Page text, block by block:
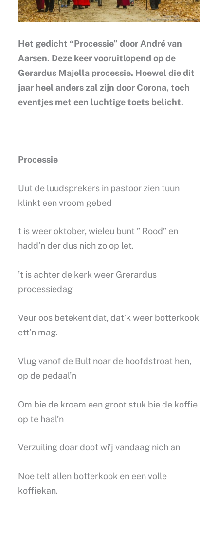
Het gedicht “Processie” door André van
Aarsen. Deze keer vooruitlopend op de
Gerardus Majella processie. Hoewel die dit
jaar heel anders zal zijn door Corona, toch
eventjes met een luchtige toets belicht.
Processie
Uut de luudsprekers in pastoor zien tuun
klinkt een vroom gebed
t is weer oktober, wieleu bunt ” Rood” en
hadd’n der dus nich zo op let.
’t is achter de kerk weer Grerardus
processiedag
Veur oos betekent dat, dat’k weer botterkook
ett’n mag.
Vlug vanof de Bult noar de hoofdstroat hen,
op de pedaal’n
Om bie de kroam een groot stuk bie de koffie
op te haal’n
Verzuiling doar doot wi’j vandaag nich an
Noe telt allen botterkook en een volle
koffiekan.